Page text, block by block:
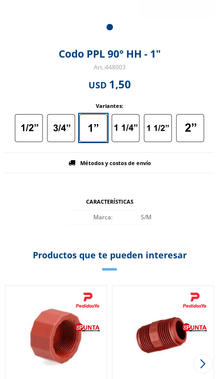
Codo PPL 90° HH - 1"
448003
USD 1,50
Variantes:
Métodos y costos de envío
CARACTERÍSTICAS
Marca S/M
Productos que te pueden interesar